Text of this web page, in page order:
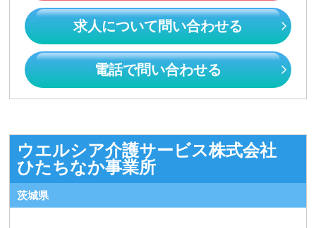
求人について問い合わせる
電話で問い合わせる
ウエルシア介護サービス株式会社
ひたちなか事業所
茨城県